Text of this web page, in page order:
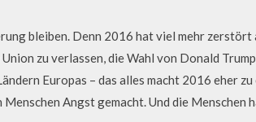
bleiben. Denn 2016 hat viel mehr zerstört
zu verlassen, die Wahl von Donald Trump
Europas – das alles macht 2016 eher zu
Angst gemacht. Und die Menschen